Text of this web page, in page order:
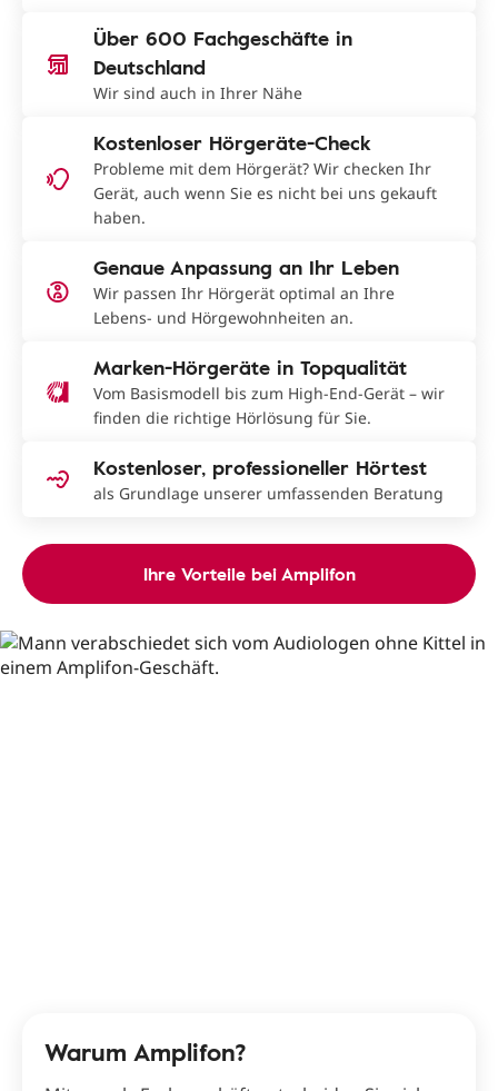
Über 600 Fachgeschäfte in
Deutschland
Wir sind auch in Ihrer Nähe
Kostenloser Hörgeräte-Check
Probleme mit dem Hörgerät? Wir checken Ihr
Gerät, auch wenn Sie es nicht bei uns gekauft
haben.
Genaue Anpassung an Ihr Leben
Wir passen Ihr Hörgerät optimal an Ihre
Lebens- und Hörgewohnheiten an.
Marken-Hörgeräte in Topqualität
Vom Basismodell bis zum High-End-Gerät – wir
finden die richtige Hörlösung für Sie.
Kostenloser, professioneller Hörtest
als Grundlage unserer umfassenden Beratung
Ihre Vorteile bei Amplifon
Warum Amplifon?